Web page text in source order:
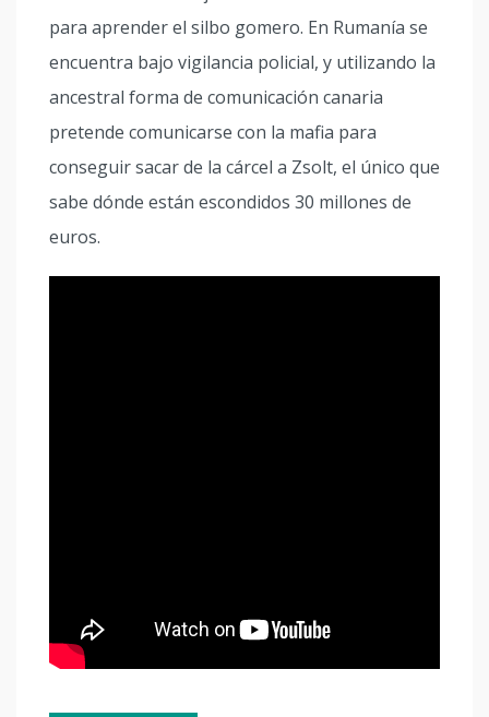
para aprender el silbo gomero. En Rumanía se
encuentra bajo vigilancia policial, y utilizando la
ancestral forma de comunicación canaria
pretende comunicarse con la mafia para
conseguir sacar de la cárcel a Zsolt, el único que
sabe dónde están escondidos 30 millones de
euros.